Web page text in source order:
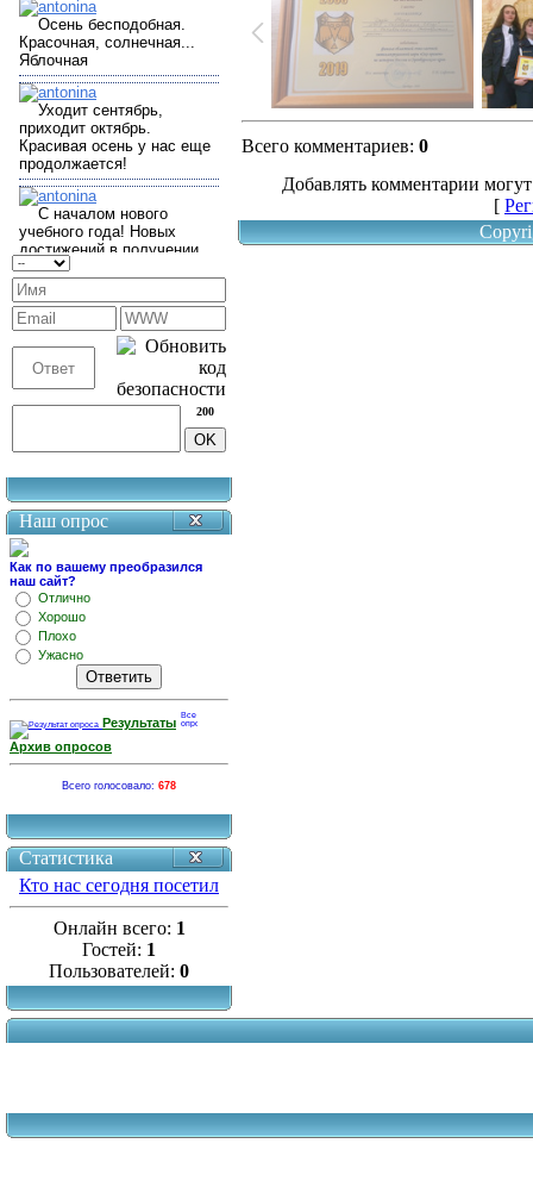
200
Наш опрос
Как по вашему преобразился
наш сайт?
Отлично
Хорошо
Плохо
Ужасно
Результаты
Архив опросов
Всего голосовало: 678
Статистика
Кто нас сегодня посетил
Онлайн всего: 1
Гостей: 1
Пользователей: 0
Всего комментариев: 0
Добавлять комментарии
[